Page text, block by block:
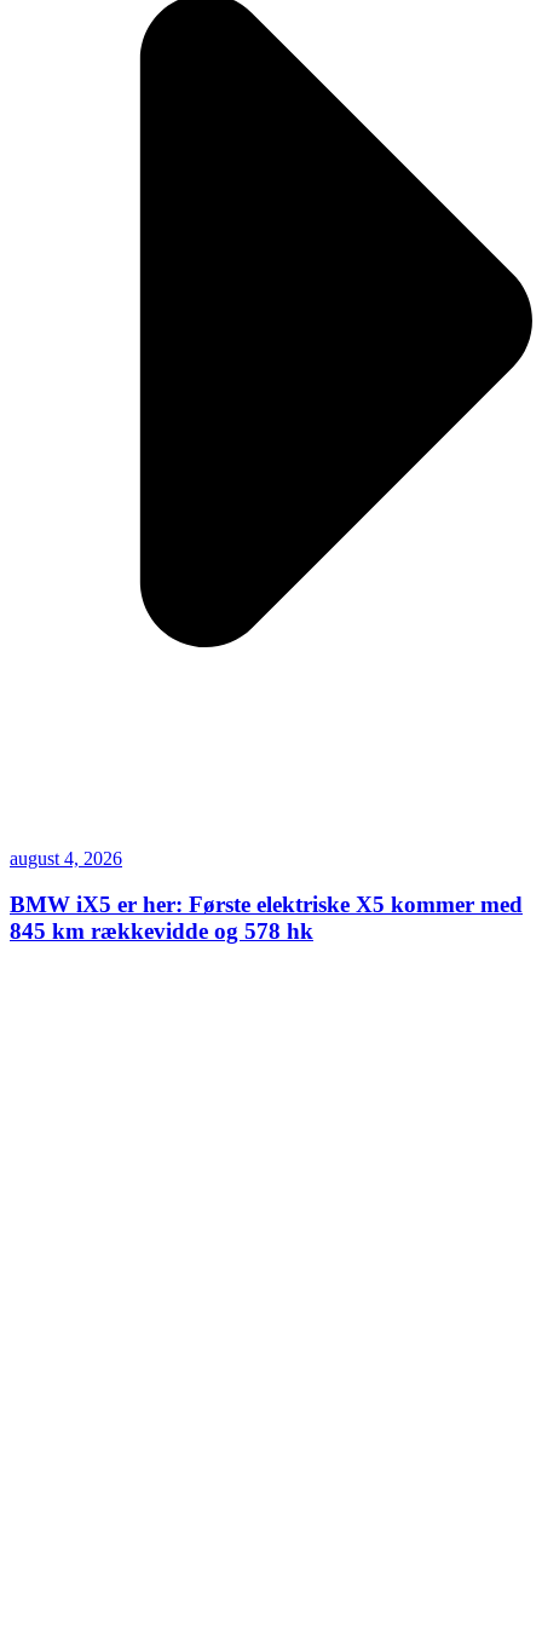
august 4, 2026
BMW iX5 er her: Første elektriske X5 kommer med
845 km rækkevidde og 578 hk